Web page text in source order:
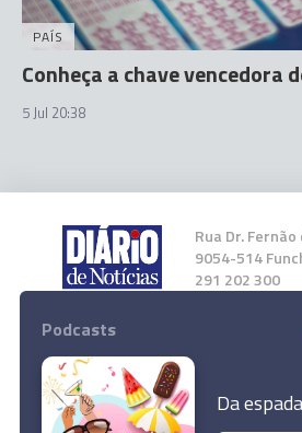
PAÍS
Conheça a chave vencedora
5 Jul 20:38
Rua Dr.
9054-514
291 202 300
Instale a nossa
Podcasts
Da